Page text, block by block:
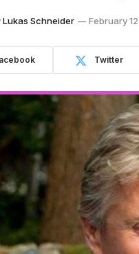
Lukas Schneider February
Twitter